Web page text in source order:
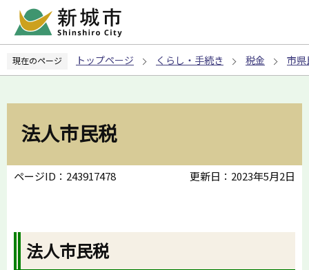
ペ
の
現在のページ トップページ くらし・手続き 税金 市県
法人市民税
ページID：243917478 更新日：2023年5月2日
法人市民税